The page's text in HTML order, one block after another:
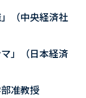
（中央経済社
」（日本経済
准教授